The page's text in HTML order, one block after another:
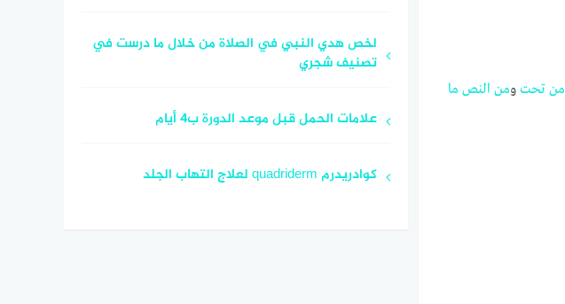
من تحت ومن النص ما
لخص هدي النبي في الصلاة من خلال ما درست في
تصنيف شجري
علامات الحمل قبل موعد الدورة ب4 أيام
كوادريدرم quadriderm لعلاج التهاب الجلد